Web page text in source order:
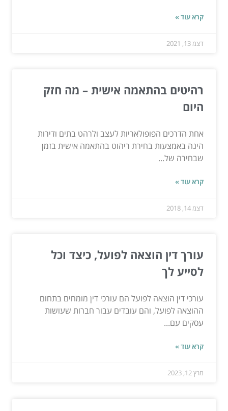
קרא עוד »
דצמ 13, 2021
רהיטים בהתאמה אישית – מה חזק
היום
אחת הדרכים הפופולאריות לעצב ולרהט בתים ודירות
הינה באמצעות בחירת ריהוט בהתאמה אישית בזמן
שבחירה של...
קרא עוד »
דצמ 14, 2018
עורך דין הוצאה לפועל, כיצד וכל
לסייע לך
עורכי דין הוצאה לפועל הם עורכי דין מומחים בתחום
ההוצאה לפועל, והם עובדים עבור חברות שעושות
עסקים עם...
קרא עוד »
מרץ 12, 2023